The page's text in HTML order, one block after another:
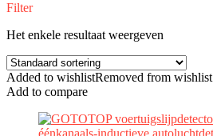
Filter
Het enkele resultaat weergeven
Added to wishlistRemoved from wishlist
Add to compare